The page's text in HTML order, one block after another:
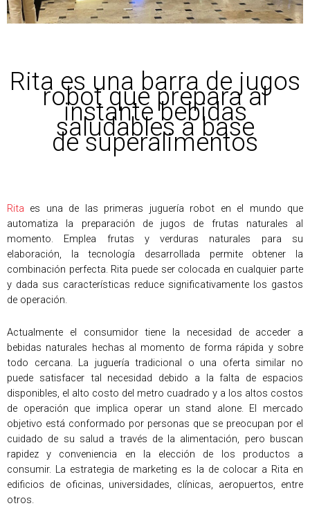
Rita es una barra de jugos
robot que prepara al
instante bebidas
saludables a base
de superalimentos
Rita es una de las primeras juguería robot en el mundo que
automatiza la preparación de jugos de frutas naturales al
momento. Emplea frutas y verduras naturales para su
elaboración, la tecnología desarrollada permite obtener la
combinación perfecta. Rita puede ser colocada en cualquier parte
y dada sus características reduce significativamente los gastos
de operación.
Actualmente el consumidor tiene la necesidad de acceder a
bebidas naturales hechas al momento de forma rápida y sobre
todo cercana. La juguería tradicional o una oferta similar no
puede satisfacer tal necesidad debido a la falta de espacios
disponibles, el alto costo del metro cuadrado y a los altos costos
de operación que implica operar un stand alone. El mercado
objetivo está conformado por personas que se preocupan por el
cuidado de su salud a través de la alimentación, pero buscan
rapidez y conveniencia en la elección de los productos a
consumir. La estrategia de marketing es la de colocar a Rita en
edificios de oficinas, universidades, clínicas, aeropuertos, entre
otros.